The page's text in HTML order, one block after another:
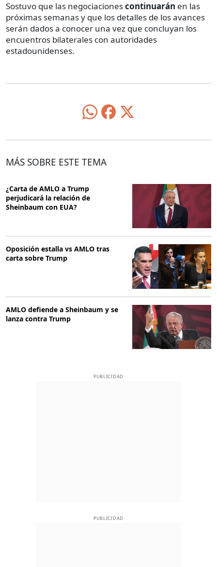
Sostuvo que las negociacionescontinuarán en las
próximas semanas y que los detalles de los avances
serán dados a conocer una vez que concluyan los
encuentros bilaterales con autoridades
estadounidenses.
MÁS SOBRE ESTE TEMA
¿Carta de AMLO a Trump
perjudicará la relación de
Sheinbaum con EUA?
Oposición estalla vs AMLO tras
carta sobre Trump
AMLO defiende a Sheinbaum y se
lanza contra Trump
PUBLICIDAD
PUBLICIDAD